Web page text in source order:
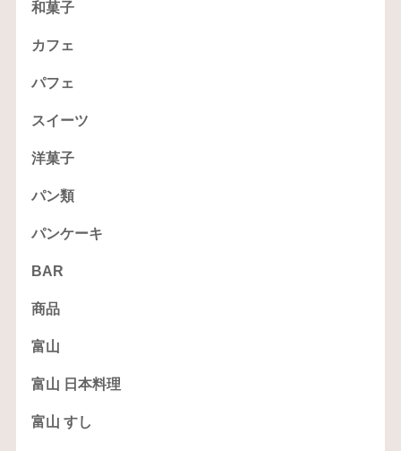
和菓子
カフェ
パフェ
スイーツ
洋菓子
パン類
パンケーキ
BAR
商品
富山
富山 日本料理
富山 すし